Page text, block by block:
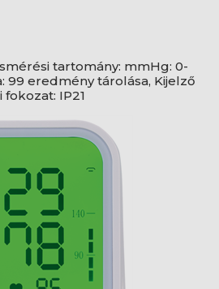
tartomány: mmHg: 0-
99 eredmény tárolása, Kijelző
IP21